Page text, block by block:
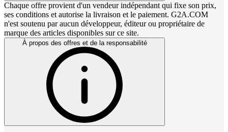
Chaque offre provient d'un vendeur indépendant qui fixe son prix,
ses conditions et autorise la livraison et le paiement. G2A.COM
n'est soutenu par aucun développeur, éditeur ou propriétaire de
marque des articles disponibles sur ce site.
À propos des offres et de la responsabilité